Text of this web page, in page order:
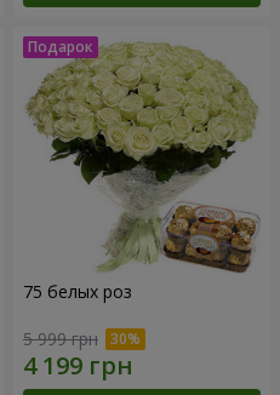
75 белых роз
5 999 грн